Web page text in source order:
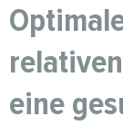
eine